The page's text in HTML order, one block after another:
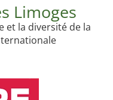
Limoges
et la diversité de la